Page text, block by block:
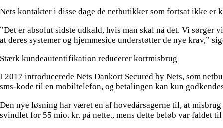
Nets kontakter i disse dage de netbutikker som fortsat ikke er
”Det er absolut sidste udkald, hvis man skal nå det. Vi
at deres systemer og hjemmeside understøtter de nye krav,”
Stærk kundeautentifikation reducerer kortmisbrug
I 2017 introducerede Nets Dankort Secured by Nets, som
sms-kode til en mobiltelefon, og betalingen kan kun
Den nye løsning har været en af hovedårsagerne til, at
svindlet for 55 mio. kr. på nettet, mens dette beløb var faldet